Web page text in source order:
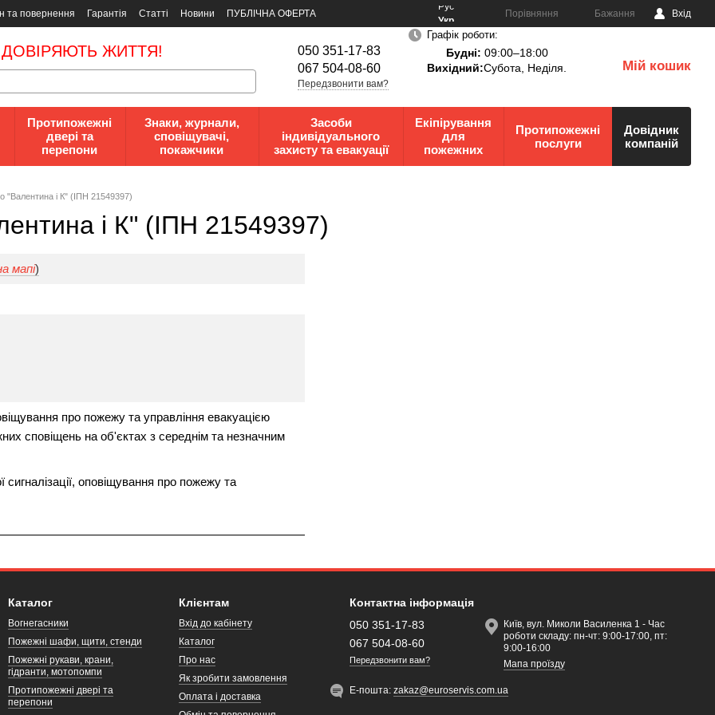
та повернення Гарантія Статті Новини
ПУБЛІЧНА ОФЕРТА
Рус
Укр
Порівняння Бажання Вхід
ЖИТТЯ!
050 351-17-83
067 504-08-60
Передзвонити вам?
Графік роботи:
Будні: 09:00–18:00
Вихідний:Субота, Неділя. Мій кошик
Протипожежні
двері та
перепони
Знаки, журнали,
сповіщувачі,
покажчики
Засоби
індивідуального
захисту та евакуації
Екіпірування
для
пожежних
Протипожежні
послуги
Довідник
компаній
"Валентина і К" (ІПН 21549397)
і К" (ІПН 21549397)
мапі)
про пожежу та управління евакуацією
сповіщень на об'єктах з середнім та незначним
оповіщування про пожежу та
Каталог
Вогнегасники
Пожежні шафи, щити, стенди
Пожежні рукави, крани,
гідранти, мотопомпи
Протипожежні двері та
перепони
Клієнтам
Вхід до кабінету
Каталог
Про нас
Як зробити замовлення
Оплата і доставка
Контактна інформація
050 351-17-83
067 504-08-60
Передзвонити вам?
Київ, вул. Миколи Василенка 1 - Час
роботи складу: пн-чт: 9:00-17:00, пт:
9:00-16:00
Мапа проїзду
Е-пошта:zakaz@euroservis.com.ua